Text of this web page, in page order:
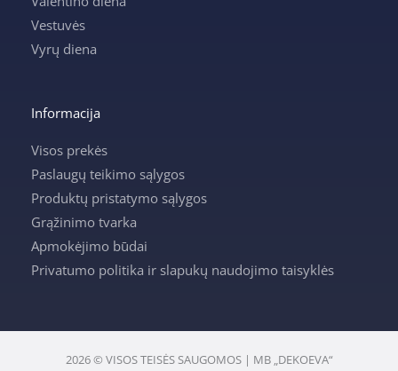
Vestuvės
Vyrų diena
Informacija
Visos prekės
Paslaugų teikimo sąlygos
Produktų pristatymo sąlygos
Grąžinimo tvarka
Apmokėjimo būdai
Privatumo politika ir slapukų naudojimo taisyklės
2026 © VISOS TEISĖS SAUGOMOS | MB „DEKOEVA“